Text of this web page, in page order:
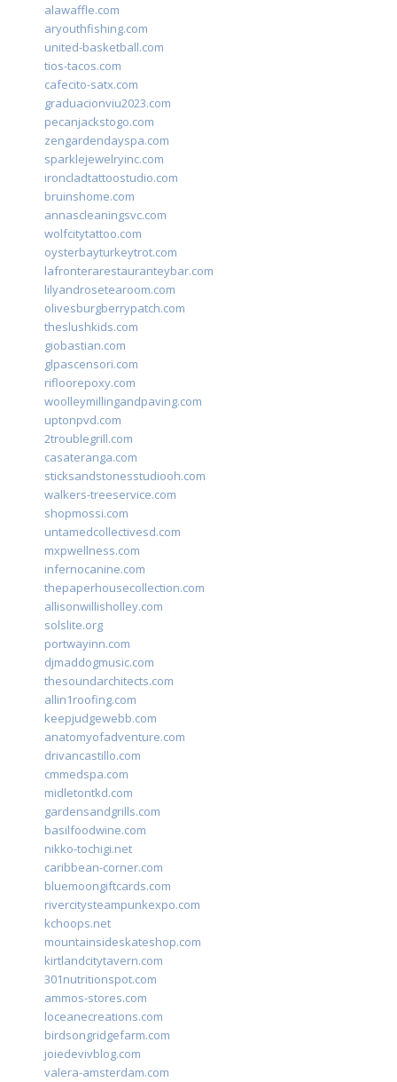
alawaffle.com
aryouthfishing.com
united-basketball.com
tios-tacos.com
cafecito-satx.com
graduacionviu2023.com
pecanjackstogo.com
zengardendayspa.com
sparklejewelryinc.com
ironcladtattoostudio.com
bruinshome.com
annascleaningsvc.com
wolfcitytattoo.com
oysterbayturkeytrot.com
lafronterarestauranteybar.com
lilyandrosetearoom.com
olivesburgberrypatch.com
theslushkids.com
giobastian.com
glpascensori.com
rifloorepoxy.com
woolleymillingandpaving.com
uptonpvd.com
2troublegrill.com
casateranga.com
sticksandstonesstudiooh.com
walkers-treeservice.com
shopmossi.com
untamedcollectivesd.com
mxpwellness.com
infernocanine.com
thepaperhousecollection.com
allisonwillisholley.com
solslite.org
portwayinn.com
djmaddogmusic.com
thesoundarchitects.com
allin1roofing.com
keepjudgewebb.com
anatomyofadventure.com
drivancastillo.com
cmmedspa.com
midletontkd.com
gardensandgrills.com
basilfoodwine.com
nikko-tochigi.net
caribbean-corner.com
bluemoongiftcards.com
rivercitysteampunkexpo.com
kchoops.net
mountainsideskateshop.com
kirtlandcitytavern.com
301nutritionspot.com
ammos-stores.com
loceanecreations.com
birdsongridgefarm.com
joiedevivblog.com
valera-amsterdam.com